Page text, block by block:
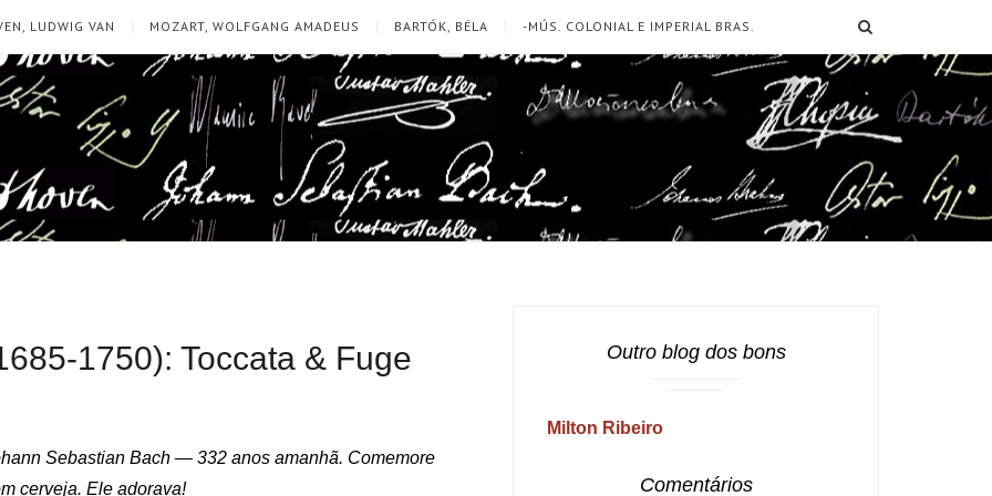
LUDWIG VAN MOZART, WOLFGANG AMADEUS BARTÓK, BÉLA -MÚS. COLONIAL E IMPERIAL BRAS.
1750): Toccata & Fuge
Sebastian Bach — 332 anos amanhã. Comemore
cerveja. Ele adorava!
Outro blog dos bons
Milton Ribeiro
Comentários